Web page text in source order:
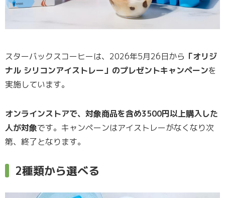
スターバックスコーヒーは、2026年5月26日から 「オリジ
ナル シリコンアイストレー」のプレゼントキャンペーンを
実施しています。
オンラインストアで、対象商品を含め3500円以上購入した
人が対象です。キャンペーンはアイストレーがなくなり次
第、終了となります。
2種類から選べる